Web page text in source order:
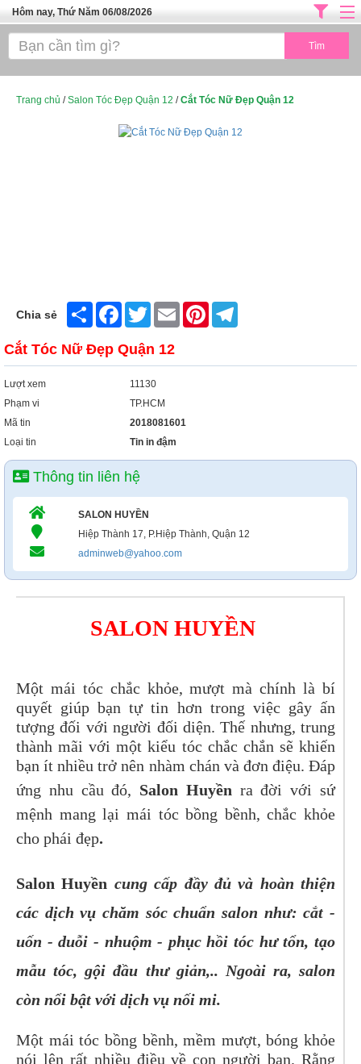
Hôm nay, Thứ Năm 06/08/2026
Trang chủ
SPA TPHCM
Trang chủ /Salon Tóc Đẹp Quận 12 /Cắt Tóc Nữ Đẹp Quận 12
Chia sẻ Share FacebookTwitter Email Pinterest
Cắt Tóc Nữ Đẹp Quận 12
Lượt xem
11130
Phạm vi
TP.HCM
Mã tin
2018081601
Loại tin
Tin in đậm
Thông tin liên hệ
SALON HUYỀN
Hiệp Thành 17, P.Hiệp Thành, Quận 12
adminweb@yahoo.com
SALON HUYỀN
Một mái tóc chắc khỏe, mượt mà chính là bí
quyết giúp bạn tự tin hơn trong việc gây ấn
tượng đối với người đối diện. Thế nhưng, trung
thành mãi với một kiểu tóc chắc chắn sẽ khiến
bạn ít nhiều trở nên nhàm chán và đơn điệu. Đáp
ứng nhu cầu đó, Salon Huyền ra đời với sứ
mệnh mang lại mái tóc bồng bềnh, chắc khỏe
cho phái đẹp.
Salon Huyền cung cấp đầy đủ và hoàn thiện
các dịch vụ chăm sóc chuẩn salon như: cắt -
uốn - duỗi - nhuộm - phục hồi tóc hư tổn, tạo
mẫu tóc, gội đầu thư giản,.. Ngoài ra, salon
còn nổi bật với dịch vụ nối mi.
Một mái tóc bồng bềnh, mềm mượt, bóng khỏe
nói lên rất nhiều điều về con người bạn. Rằng